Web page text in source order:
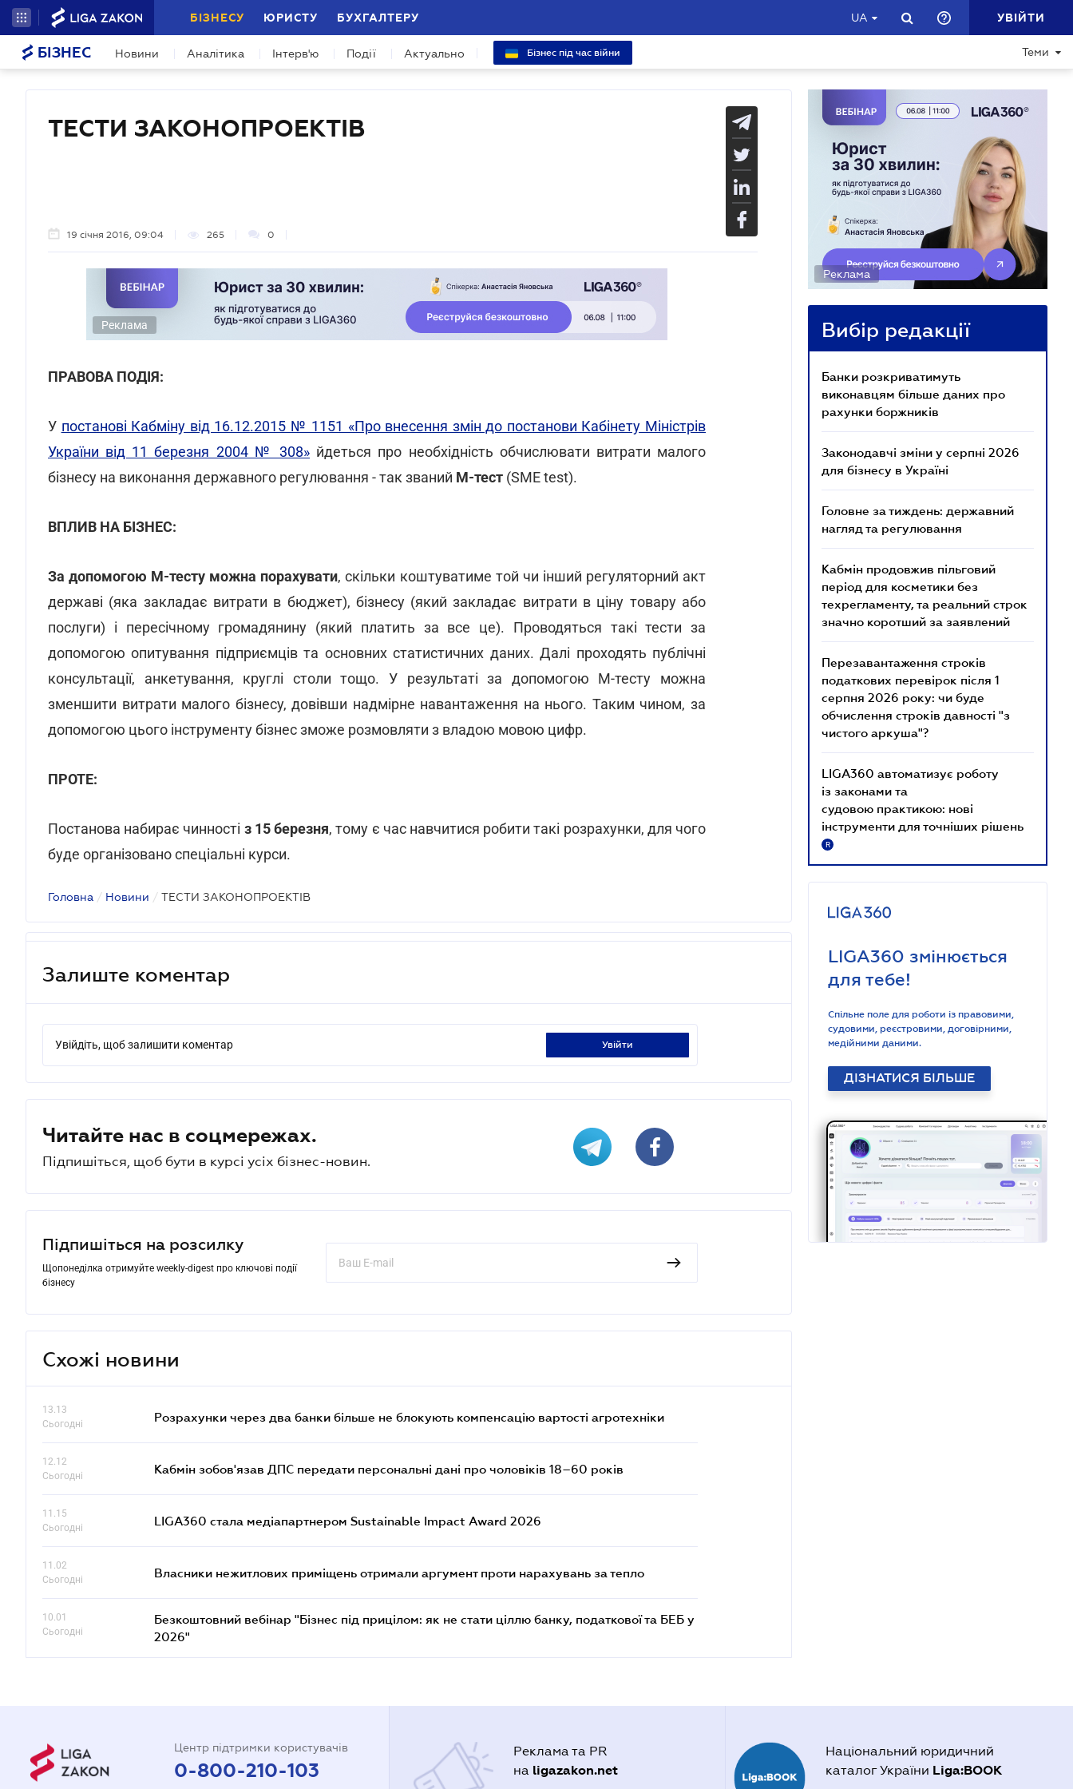
БІЗНЕСУ ЮРИСТУ БУХГАЛТЕРУ UA УВІЙТИ
БІЗНЕС Новини Аналітика Інтерв'ю Події Актуально Бізнес під час війни Теми
ТЕСТИ ЗАКОНОПРОЕКТІВ
19 січня 2016, 09:04 265 0
Реклама
ПРАВОВА ПОДІЯ:
У постанові Кабміну від 16.12.2015 № 1151 «Про внесення змін до постанови Кабінету Міністрів
України від 11 березня 2004 № 308» йдеться про необхідність обчислювати витрати малого
бізнесу на виконання державного регулювання - так званий М-тест (SME test).
ВПЛИВ НА БІЗНЕС:
За допомогою М-тесту можна порахувати, скільки коштуватиме той чи інший регуляторний акт
державі (яка закладає витрати в бюджет), бізнесу (який закладає витрати в ціну товару або
послуги) і пересічному громадянину (який платить за все це). Проводяться такі тести за
допомогою опитування підприємців та основних статистичних даних. Далі проходять публічні
консультації, анкетування, круглі столи тощо. У результаті за допомогою М-тесту можна
зменшити витрати малого бізнесу, довівши надмірне навантаження на нього. Таким чином, за
допомогою цього інструменту бізнес зможе розмовляти з владою мовою цифр.
ПРОТЕ:
Постанова набирає чинності з 15 березня, тому є час навчитися робити такі розрахунки, для чого
буде організовано спеціальні курси.
Головна / Новини / ТЕСТИ ЗАКОНОПРОЕКТІВ
Залиште коментар
Увійдіть, щоб залишити коментар увійти
Читайте нас в соцмережах.
Підпишіться, щоб бути в курсі усіх бізнес-новин.
Підпишіться на розсилку
Щопонеділка отримуйте weekly-digest про ключові події
бізнесу
Схожі новини
13.13
Сьогодні
Розрахунки через два банки більше не блокують компенсацію вартості агротехніки
12.12
Сьогодні
Кабмін зобов'язав ДПС передати персональні дані про чоловіків 18–60 років
11.15
Сьогодні
LIGA360 стала медіапартнером Sustainable Impact Award 2026
11.02
Сьогодні
Власники нежитлових приміщень отримали аргумент проти нарахувань за тепло
10.01
Сьогодні
Безкоштовний вебінар "Бізнес під прицілом: як не стати ціллю банку, податкової та БЕБ у
2026"
Реклама
Вибір редакції
Банки розкриватимуть
виконавцям більше даних про
рахунки боржників
Законодавчі зміни у серпні 2026
для бізнесу в Україні
Головне за тиждень: державний
нагляд та регулювання
Кабмін продовжив пільговий
період для косметики без
техрегламенту, та реальний строк
значно коротший за заявлений
Перезавантаження строків
податкових перевірок після 1
серпня 2026 року: чи буде
обчислення строків давності "з
чистого аркуша"?
LIGA360 автоматизує роботу
із законами та
судовою практикою: нові
інструменти для точніших рішень
R
LIGA360 змінюється
для тебе!
Спільне поле для роботи із правовими,
судовими, реєстровими, договірними,
медійними даними.
ДІЗНАТИСЯ БІЛЬШЕ
Центр підтримки користувачів
0-800-210-103
Реклама та PR
на ligazakon.net
Національний юридичний
каталог України Liga:BOOK